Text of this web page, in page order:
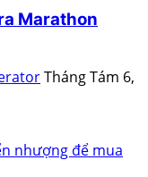
Marathon
Tháng Tám 6,